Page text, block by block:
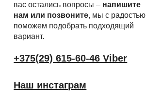
вас остались вопросы – напишите
нам или позвоните, мы с радостью
поможем подобрать подходящий
вариант.
+375(29) 615-60-46 Viber
Наш инстаграм